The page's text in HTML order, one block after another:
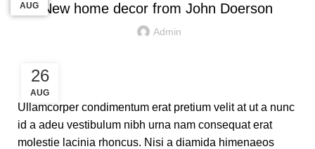
New home decor from John Doerson
Admin
26
AUG
Ullamcorper condimentum erat pretium velit at ut a nunc
id a adeu vestibulum nibh urna nam consequat erat
molestie lacinia rhoncus. Nisi a diamida himenaeos
AUG
AUG
AUG
AUG